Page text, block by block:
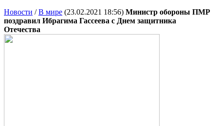
Новости /В мире (23.02.2021 18:56) Министр обороны ПМР
поздравил Ибрагима Гассеева с Днем защитника
Отечества